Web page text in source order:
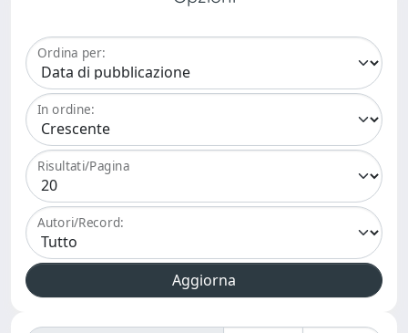
Ordina per:
In ordine:
Risultati/Pagina
Autori/Record: